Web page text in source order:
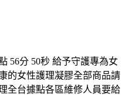
56分 50秒 給予守護專為女
的女性護理凝膠全部商品請
全台據點各區維修人員要給